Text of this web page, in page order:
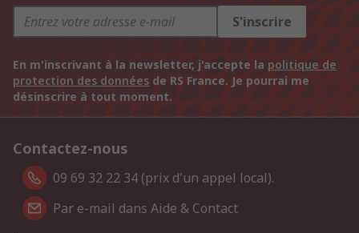
S'inscrire
En m'inscrivant à la newsletter, j'accepte la politique de
protection des données de RS France. Je pourrai me
désinscrire à tout moment.
Contactez-nous
09 69 32 22 34 (prix d'un appel local).
Par e-mail dans Aide & Contact